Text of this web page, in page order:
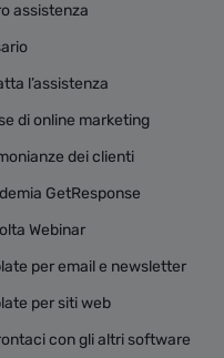
assistenza
l’assistenza
di online marketing
dei clienti
GetResponse
Webinar
per email e newsletter
per siti web
con gli altri software